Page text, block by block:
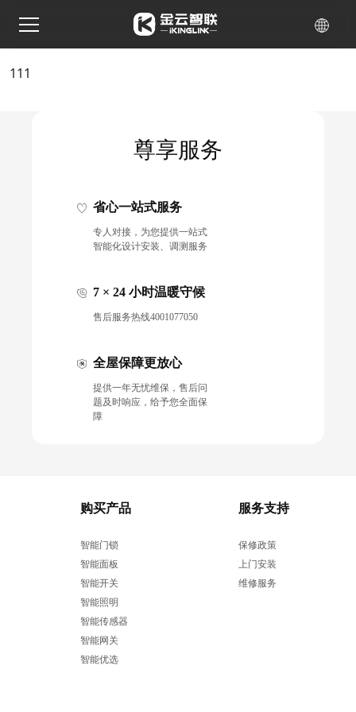
111
尊享服务
省心一站式服务
专人对接，为您提供一站式
智能化设计安装、调测服务
7 × 24 小时温暖守候
售后服务热线4001077050
全屋保障更放心
提供一年无忧维保，售后问
题及时响应，给予您全面保
障
购买产品
智能门锁
智能面板
智能开关
智能照明
智能传感器
智能网关
智能优选
服务支持
保修政策
上门安装
维修服务